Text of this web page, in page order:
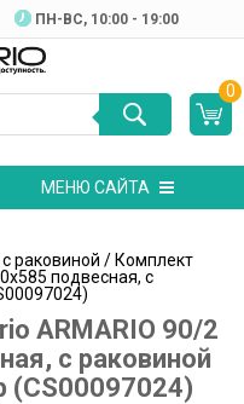
ПН-ВC, 10:00 - 19:00
0
МЕНЮ САЙТА
раковиной / Комплект
подвесная, с
ARMARIO 90/2
с раковиной
(CS00097024)